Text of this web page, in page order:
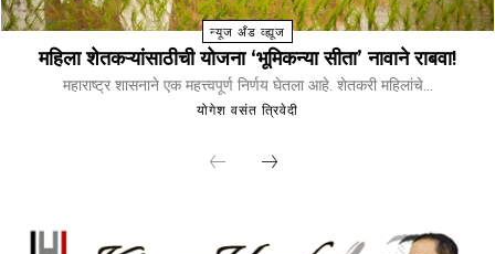
न्यूज अँड व्ह्यूज
महिला शेतकऱ्यांसाठीची योजना ‘भूमिकन्या सीता’ नावाने राबवा!
महाराष्ट्र शासनाने एक महत्त्वपूर्ण निर्णय घेतला आहे. शेतकरी महिलांचे...
योगेश वसंत त्रिवेदी